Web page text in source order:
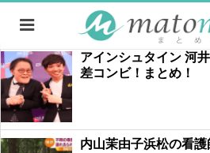
アインシュタイン 河
差コンビ！まとめ！
内山茉由子浜松の看